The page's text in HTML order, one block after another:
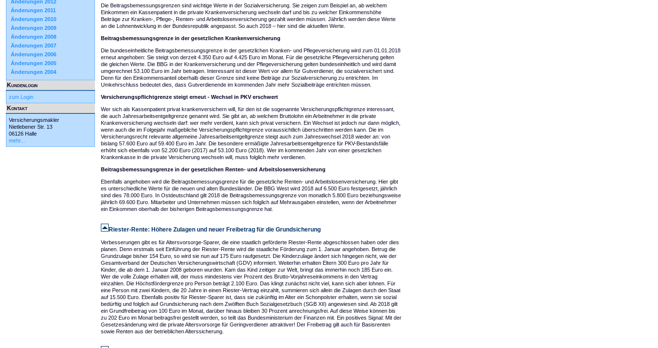
Änderungen 2012
Änderungen 2011
Änderungen 2010
Änderungen 2009
Änderungen 2008
Änderungen 2007
Änderungen 2006
Änderungen 2005
Änderungen 2004
Kundenlogin
zum Login
Kontakt
Versicherungsmakler
Nietlebener Str. 13
06126 Halle
mehr...
Die Beitragsbemessungsgrenzen sind wichtige Werte in der Sozialversicherung. Sie zeigen zum Beispiel an, ab welchem
Einkommen ein Kassenpatient in die private Krankenversicherung wechseln darf und bis zu welcher Einkommenshöhe
Beiträge zur Kranken-, Pflege-, Renten- und Arbeitslosenversicherung gezahlt werden müssen. Jährlich werden diese Werte
an die Lohnentwicklung in der Bundesrepublik angepasst. So auch 2018 – hier sind die aktuellen Werte.
Beitragsbemessungsgrenze in der gesetzlichen Krankenversicherung
Die bundeseinheitliche Beitragsbemessungsgrenze in der gesetzlichen Kranken- und Pflegeversicherung wird zum 01.01.2018
erneut angehoben: Sie steigt von derzeit 4.350 Euro auf 4.425 Euro im Monat. Für die gesetzliche Pflegeversicherung gelten
die gleichen Werte. Die BBG in der Krankenversicherung und der Pflegeversicherung gelten bundeseinheitlich und wird damit
umgerechnet 53.100 Euro im Jahr betragen. Interessant ist dieser Wert vor allem für Gutverdiener, die sozialversichert sind.
Denn für den Einkommensanteil oberhalb dieser Grenze sind keine Beiträge zur Sozialversicherung zu entrichten. Im
Umkehrschluss bedeutet dies, dass Gutverdienende im kommenden Jahr mehr Sozialbeiträge entrichten müssen.
Versicherungspflichtgrenze steigt erneut - Wechsel in PKV erschwert
Wer sich als Kassenpatient privat krankenversichern will, für den ist die sogenannte Versicherungspflichtgrenze interessant,
die auch Jahresarbeitsentgeltgrenze genannt wird. Sie gibt an, ab welchem Bruttolohn ein Arbeitnehmer in die private
Krankenversicherung wechseln darf: wer mehr verdient, kann sich privat versichern. Ein Wechsel ist jedoch nur dann möglich,
wenn auch die im Folgejahr maßgebliche Versicherungspflichtgrenze voraussichtlich überschritten werden kann. Die im
Versicherungsrecht relevante allgemeine Jahresarbeitsentgeltgrenze steigt auch zum Jahreswechsel 2018 wieder an: von
bislang 57.600 Euro auf 59.400 Euro im Jahr. Die besondere ermäßigte Jahresarbeitsentgeltgrenze für PKV-Bestandsfälle
erhöht sich ebenfalls von 52.200 Euro (2017) auf 53.100 Euro (2018). Wer im kommenden Jahr von einer gesetzlichen
Krankenkasse in die private Versicherung wechseln will, muss folglich mehr verdienen.
Beitragsbemessungsgrenze in der gesetzlichen Renten- und Arbeitslosenversicherung
Ebenfalls angehoben wird die Beitragsbemessungsgrenze für die gesetzliche Renten- und Arbeitslosenversicherung. Hier gibt
es unterschiedliche Werte für die neuen und alten Bundesländer. Die BBG West wird 2018 auf 6.500 Euro festgesetzt, jährlich
sind dies 78.000 Euro. In Ostdeutschland gilt 2018 die Beitragsbemessungsgrenze von monatlich 5.800 Euro beziehungsweise
jährlich 69.600 Euro. Mitarbeiter und Unternehmen müssen sich folglich auf Mehrausgaben einstellen, wenn der Arbeitnehmer
ein Einkommen oberhalb der bisherigen Beitragsbemessungsgrenze hat.
Riester-Rente: Höhere Zulagen und neuer Freibetrag für die Grundsicherung
Verbesserungen gibt es für Altersvorsorge-Sparer, die eine staatlich geförderte Riester-Rente abgeschlossen haben oder dies
planen. Denn erstmals seit Einführung der Riester-Rente wird die staatliche Förderung zum 1. Januar angehoben. Betrug die
Grundzulage bisher 154 Euro, so wird sie nun auf 175 Euro raufgesetzt. Die Kinderzulage ändert sich hingegen nicht, wie der
Gesamtverband der Deutschen Versicherungswirtschaft (GDV) informiert. Weiterhin erhalten Eltern 300 Euro pro Jahr für
Kinder, die ab dem 1. Januar 2008 geboren wurden. Kam das Kind zeitiger zur Welt, bringt das immerhin noch 185 Euro ein.
Wer die volle Zulage erhalten will, der muss mindestens vier Prozent des Brutto-Vorjahreseinkommens in den Vertrag
einzahlen. Die Höchstfördergrenze pro Person beträgt 2.100 Euro. Das klingt zunächst nicht viel, kann sich aber lohnen. Für
eine Person mit zwei Kindern, die 20 Jahre in einen Riester-Vertrag einzahlt, summieren sich allein die Zulagen durch den Staat
auf 15.500 Euro. Ebenfalls positiv für Riester-Sparer ist, dass sie zukünftig im Alter ein Schonpolster erhalten, wenn sie sozial
bedürftig und folglich auf Grundsicherung nach dem Zwölften Buch Sozialgesetzbuch (SGB XII) angewiesen sind. Ab 2018 gilt
ein Grundfreibetrag von 100 Euro im Monat, darüber hinaus bleiben 30 Prozent anrechnungsfrei. Auf diese Weise können bis
zu 202 Euro im Monat beitragsfrei gestellt werden, so teilt das Bundesministerium der Finanzen mit. Ein positives Signal: Mit der
Gesetzesänderung wird die private Altersvorsorge für Geringverdiener attraktiver! Der Freibetrag gilt auch für Basisrenten
sowie Renten aus der betrieblichen Alterssicherung.